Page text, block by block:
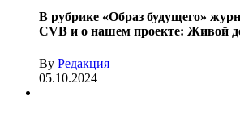
В рубрике «Образ будущего»
CVB и о нашем проекте: Живой
By Редакция
05.10.2024